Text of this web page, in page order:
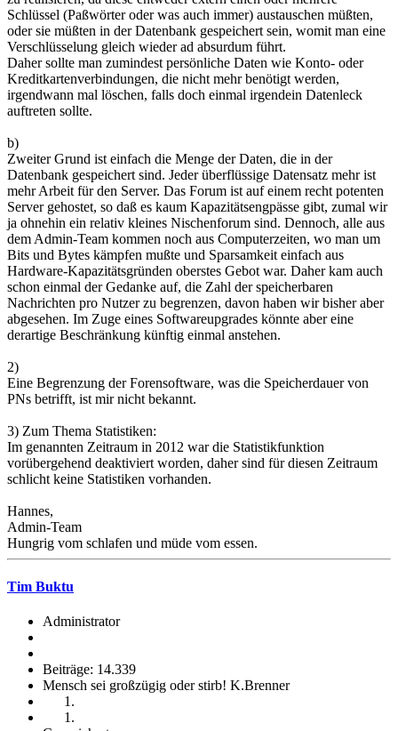
Schlüssel (Paßwörter oder was auch immer) austauschen müßten,
oder sie müßten in der Datenbank gespeichert sein, womit man eine
Verschlüsselung gleich wieder ad absurdum führt.
Daher sollte man zumindest persönliche Daten wie Konto- oder
Kreditkartenverbindungen, die nicht mehr benötigt werden,
irgendwann mal löschen, falls doch einmal irgendein Datenleck
auftreten sollte.
b)
Zweiter Grund ist einfach die Menge der Daten, die in der
Datenbank gespeichert sind. Jeder überflüssige Datensatz mehr ist
mehr Arbeit für den Server. Das Forum ist auf einem recht potenten
Server gehostet, so daß es kaum Kapazitätsengpässe gibt, zumal wir
ja ohnehin ein relativ kleines Nischenforum sind. Dennoch, alle aus
dem Admin-Team kommen noch aus Computerzeiten, wo man um
Bits und Bytes kämpfen mußte und Sparsamkeit einfach aus
Hardware-Kapazitätsgründen oberstes Gebot war. Daher kam auch
schon einmal der Gedanke auf, die Zahl der speicherbaren
Nachrichten pro Nutzer zu begrenzen, davon haben wir bisher aber
abgesehen. Im Zuge eines Softwareupgrades könnte aber eine
derartige Beschränkung künftig einmal anstehen.
2)
Eine Begrenzung der Forensoftware, was die Speicherdauer von
PNs betrifft, ist mir nicht bekannt.
3) Zum Thema Statistiken:
Im genannten Zeitraum in 2012 war die Statistikfunktion
vorübergehend deaktiviert worden, daher sind für diesen Zeitraum
schlicht keine Statistiken vorhanden.
Hannes,
Admin-Team
Hungrig vom schlafen und müde vom essen.
Tim Buktu
Administrator
Beiträge: 14.339
Mensch sei großzügig oder stirb! K.Brenner